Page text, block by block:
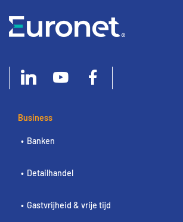
Business
Banken
Detailhandel
Gastvrijheid & vrije tijd